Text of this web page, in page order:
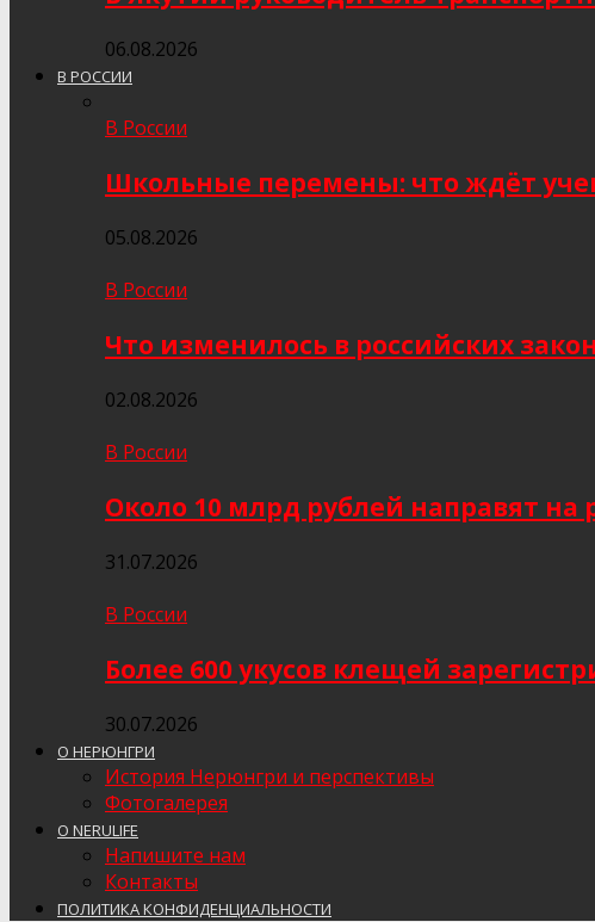
06.08.2026
В РОССИИ
В России
Школьные перемены: что ждёт
05.08.2026
В России
Что изменилось в российских
02.08.2026
В России
Около 10 млрд рублей направят
31.07.2026
В России
Более 600 укусов клещей
30.07.2026
О НЕРЮНГРИ
История Нерюнгри и перспективы
Фотогалерея
О NERULIFE
Напишите нам
Контакты
ПОЛИТИКА КОНФИДЕНЦИАЛЬНОСТИ